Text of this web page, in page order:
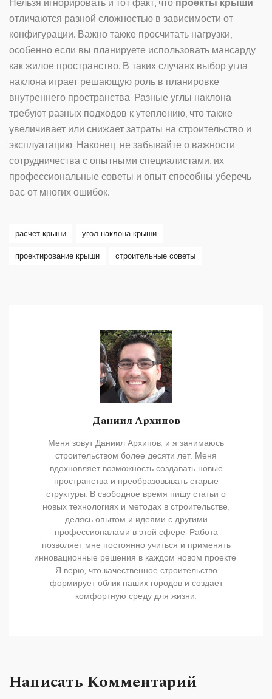
Нельзя игнорировать и тот факт, что проекты крыши
отличаются разной сложностью в зависимости от
конфигурации. Важно также просчитать нагрузки,
особенно если вы планируете использовать мансарду
как жилое пространство. В таких случаях выбор угла
наклона играет решающую роль в планировке
внутреннего пространства. Разные углы наклона
требуют разных подходов к утеплению, что также
увеличивает или снижает затраты на строительство и
эксплуатацию. Наконец, не забывайте о важности
сотрудничества с опытными специалистами, их
профессиональные советы и опыт способны уберечь
вас от многих ошибок.
расчет крыши угол наклона крыши
проектирование крыши строительные советы
Даниил Архипов
Меня зовут Даниил Архипов, и я занимаюсь
строительством более десяти лет. Меня
вдохновляет возможность создавать новые
пространства и преобразовывать старые
структуры. В свободное время пишу статьи о
новых технологиях и методах в строительстве,
делясь опытом и идеями с другими
профессионалами в этой сфере. Работа
позволяет мне постоянно учиться и применять
инновационные решения в каждом новом проекте.
Я верю, что качественное строительство
формирует облик наших городов и создает
комфортную среду для жизни.
Написать Комментарий